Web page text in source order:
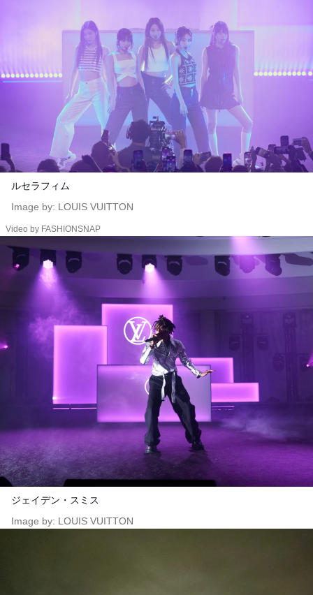
ルセラフィム
Image by: LOUIS VUITTON
Video by FASHIONSNAP
ジェイデン・スミス
Image by: LOUIS VUITTON